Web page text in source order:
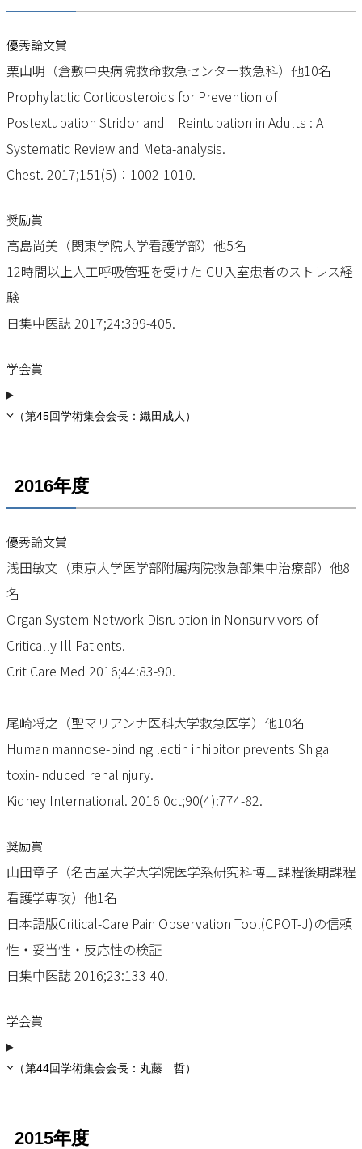
優秀論文賞
栗山明（倉敷中央病院救命救急センター救急科）他10名
Prophylactic Corticosteroids for Prevention of
Postextubation Stridor and Reintubation in Adults : A
Systematic Review and Meta-analysis.
Chest. 2017;151(5)：1002-1010.
奨励賞
高島尚美（関東学院大学看護学部）他5名
12時間以上人工呼吸管理を受けたICU入室患者のストレス経
験
日集中医誌 2017;24:399-405.
学会賞
（第45回学術集会会長：織田成人）
2016年度
優秀論文賞
浅田敏文（東京大学医学部附属病院救急部集中治療部）他8
名
Organ System Network Disruption in Nonsurvivors of
Critically Ill Patients.
Crit Care Med 2016;44:83-90.
尾崎将之（聖マリアンナ医科大学救急医学）他10名
Human mannose-binding lectin inhibitor prevents Shiga
toxin-induced renalinjury.
Kidney International. 2016 0ct;90(4):774-82.
奨励賞
山田章子（名古屋大学大学院医学系研究科博士課程後期課程
看護学専攻）他1名
日本語版Critical-Care Pain Observation Tool(CPOT-J)の信頼
性・妥当性・反応性の検証
日集中医誌 2016;23:133-40.
学会賞
（第44回学術集会会長：丸藤 哲）
2015年度